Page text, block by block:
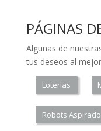
PÁGINAS
Algunas de
tus deseos al
Loterías
Robots